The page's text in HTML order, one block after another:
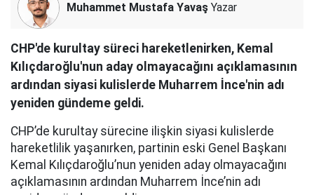
Muhammet Mustafa Yavaş Yazar
CHP'de kurultay süreci hareketlenirken, Kemal
Kılıçdaroğlu'nun aday olmayacağını açıklamasının
ardından siyasi kulislerde Muharrem İnce'nin adı
yeniden gündeme geldi.
CHP’de kurultay sürecine ilişkin siyasi kulislerde
hareketlilik yaşanırken, partinin eski Genel Başkanı
Kemal Kılıçdaroğlu’nun yeniden aday olmayacağını
açıklamasının ardından Muharrem İnce’nin adı